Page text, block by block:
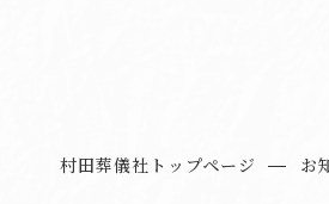
村田葬儀社トップページ お